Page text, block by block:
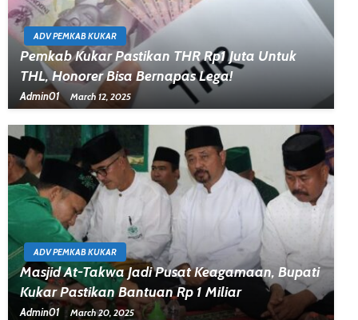
ADV PEMKAB KUKAR
Pemkab Kukar Pastikan THR Rp1 Juta Untuk
THL, Honorer Bisa Bernapas Lega!
Admin01 March 12, 2025
ADV PEMKAB KUKAR
Masjid At-Takwa Jadi Pusat Keagamaan, Bupati
Kukar Pastikan Bantuan Rp 1 Miliar
Admin01 March 20, 2025